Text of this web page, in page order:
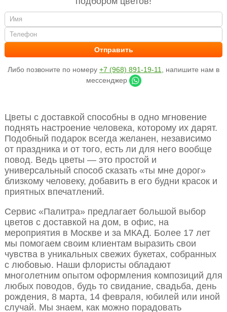
Либо позвоните по номеру +7 (968) 891-19-11
, напишите нам в
мессенджер
Цветы с доставкой способны в одно мгновение
поднять настроение человека, которому их дарят.
Подобный подарок всегда желанен, независимо
от праздника и от того, есть ли для него вообще
повод. Ведь цветы — это простой и
универсальный способ сказать «ты мне дорог»
близкому человеку, добавить в его будни красок и
приятных впечатлений.
Сервис «Палитра» предлагает большой выбор
цветов с доставкой на дом, в офис, на
мероприятия в Москве и за МКАД. Более 17 лет
мы помогаем своим клиентам выразить свои
чувства в уникальных свежих букетах, собранных
с любовью. Наши флористы обладают
многолетним опытом оформления композиций для
любых поводов, будь то свидание, свадьба, день
рождения, 8 марта, 14 февраля, юбилей или иной
случай. Мы знаем, как можно порадовать